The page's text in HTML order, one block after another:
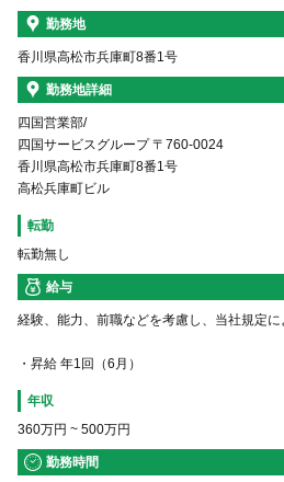
勤務地
香川県高松市兵庫町8番1号
勤務地詳細
四国営業部/
四国サービスグループ 〒760-0024
香川県高松市兵庫町8番1号
高松兵庫町ビル
転勤
転勤無し
給与
経験、能力、前職などを考慮し、当社規定に
・昇給 年1回（6月）
年収
360万円 ~ 500万円
勤務時間